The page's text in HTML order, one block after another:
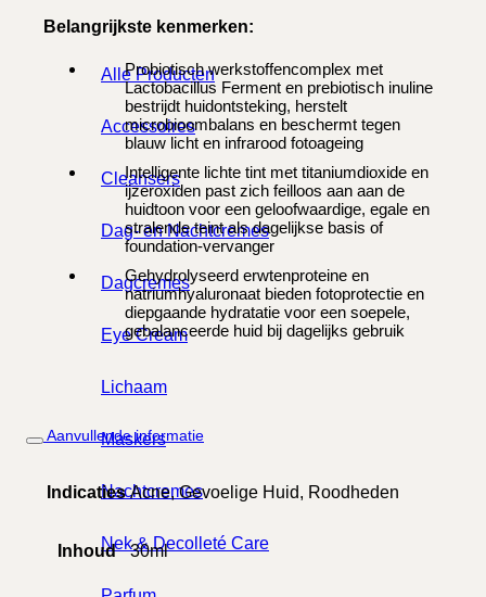
Alle Producten
Accessoires
Cleansers
Dag- en Nachtcremes
Dagcremes
Eye Cream
Lichaam
Maskers
Nachtcremes
Nek & Decolleté Care
Belangrijkste kenmerken:
Probiotisch werkstoffencomplex met
Lactobacillus Ferment en prebiotisch inuline
bestrijdt huidontsteking, herstelt
microbioombalans en beschermt tegen
blauw licht en infrarood fotoageing
Intelligente lichte tint met titaniumdioxide en
ijzeroxiden past zich feilloos aan aan de
huidtoon voor een geloofwaardige, egale en
stralende teint als dagelijkse basis of
foundation-vervanger
Gehydrolyseerd erwtenproteine en
natriumhyaluronaat bieden fotoprotectie en
diepgaande hydratatie voor een soepele,
gebalanceerde huid bij dagelijks gebruik
Aanvullende informatie
Indicaties Acne, Gevoelige Huid, Roodheden
Inhoud 30ml